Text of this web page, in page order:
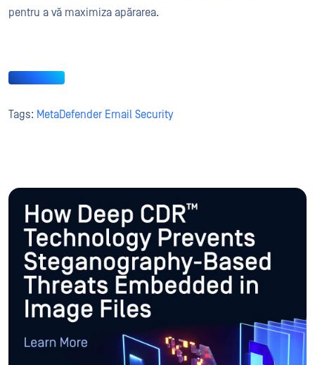
pentru a vă maximiza apărarea.
Tags: MetaDefender Email Security